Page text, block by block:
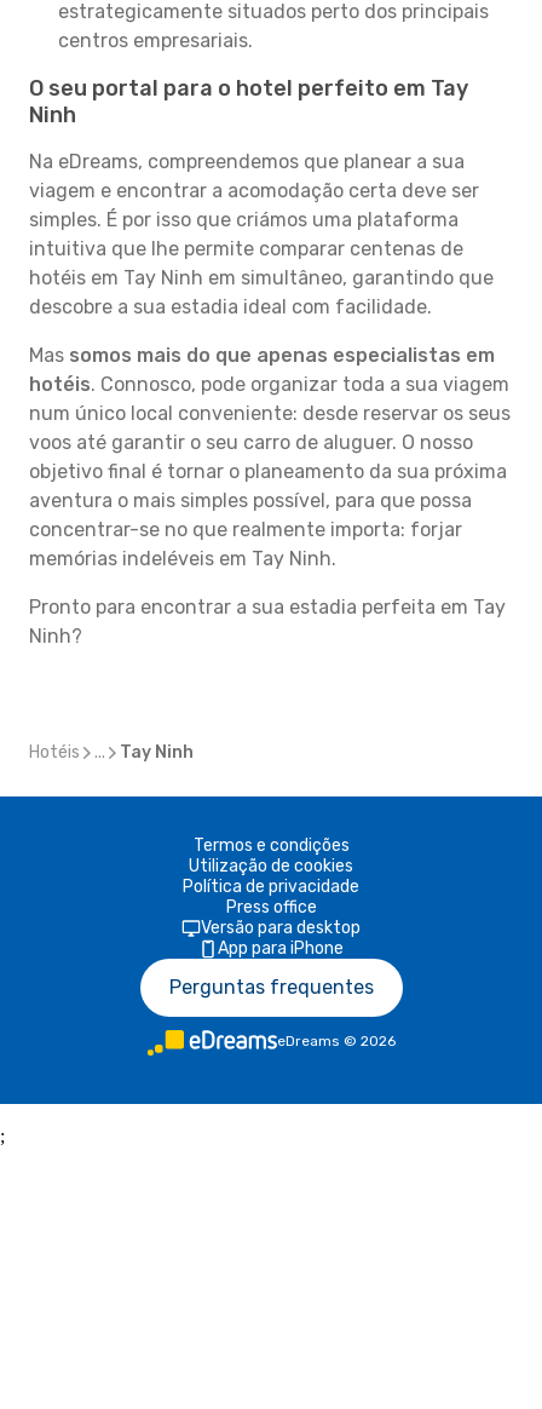
estrategicamente situados perto dos principais
centros empresariais.
O seu portal para o hotel perfeito em Tay
Ninh
Na eDreams, compreendemos que planear a sua
viagem e encontrar a acomodação certa deve ser
simples. É por isso que criámos uma plataforma
intuitiva que lhe permite comparar centenas de
hotéis em Tay Ninh em simultâneo, garantindo que
descobre a sua estadia ideal com facilidade.
Mas somos mais do que apenas especialistas em
hotéis. Connosco, pode organizar toda a sua viagem
num único local conveniente: desde reservar os seus
voos até garantir o seu carro de aluguer. O nosso
objetivo final é tornar o planeamento da sua próxima
aventura o mais simples possível, para que possa
concentrar-se no que realmente importa: forjar
memórias indeléveis em Tay Ninh.
Pronto para encontrar a sua estadia perfeita em Tay
Ninh?
Hotéis ... Tay Ninh
Termos e condições
Utilização de cookies
Política de privacidade
Press office
Versão para desktop
App para iPhone
Perguntas frequentes
eDreams © 2026
;